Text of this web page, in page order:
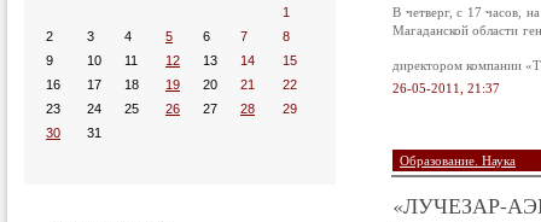
1
2
3 4 5 6 7
8
9
10 11 12 13 14
15
16
17 18 19 20 21
22
23
24 25 26 27 28
29
30
31
В четверг, с 17 часов,
Магаданской области
директором компании
26-05-2011, 21:37
Образование. Наука
«ЛУЧЕЗАР-